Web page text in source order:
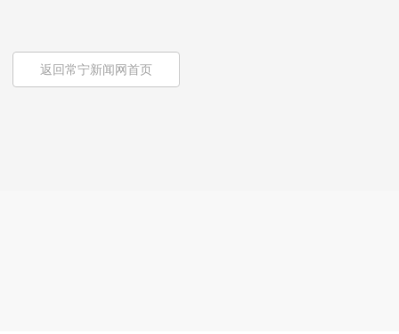
返回常宁新闻网首页